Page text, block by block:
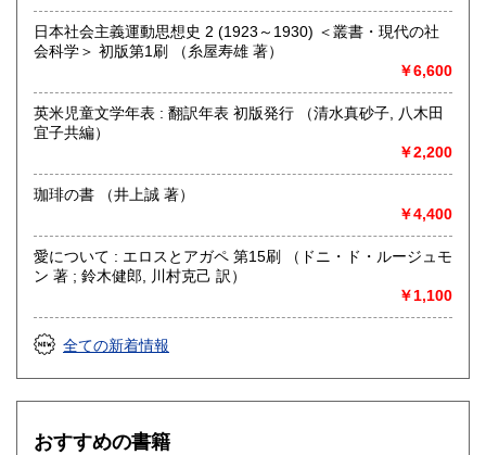
※2026年5月から電話注文は都合により廃止いたしました。
申し訳ございません。FAXで対応いたしますのでよろしくお
願いいたします。
沿線名：小田急線または東急田園都市線
営業時間：午前10時～午後6時
定休日：土日祝日
書籍の買取について
思想・哲学・宗教など買取いたします。
哲学宗教、歴史、社会科学、美術工芸、趣味、古書一般（そ
日本社会主義運動思想史 2 (1923～1930) ＜叢書・現代の社
会科学＞ 初版第1刷 （糸屋寿雄 著）
￥6,600
英米児童文学年表 : 翻訳年表 初版発行 （清水真砂子, 八木田
宜子共編）
￥2,200
珈琲の書 （井上誠 著）
￥4,400
愛について : エロスとアガペ 第15刷 （ドニ・ド・ルージュモ
ン 著 ; 鈴木健郎, 川村克己 訳）
￥1,100
全ての新着情報
おすすめの書籍